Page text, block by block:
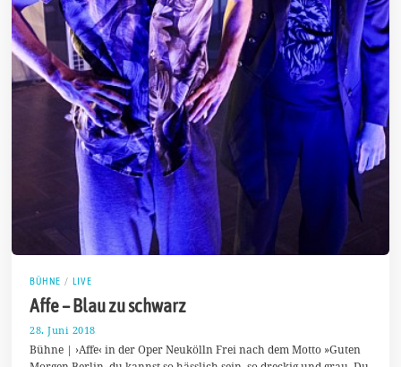
BÜHNE / LIVE
Affe – Blau zu schwarz
28. Juni 2018
J
Bühne | ›Affe‹ in der Oper Neukölln Frei nach dem Motto »Guten